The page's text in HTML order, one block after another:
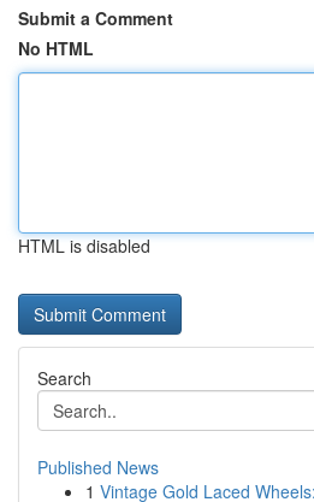
Submit a Comment
No HTML
HTML is disabled
Search
Published News
1 Vintage Gold Laced